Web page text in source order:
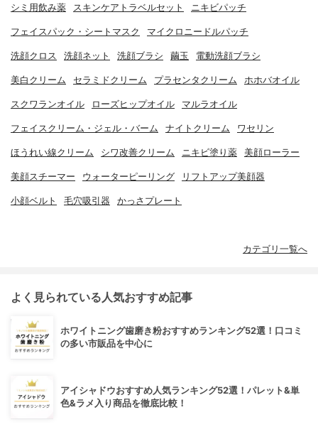
シミ用飲み薬 スキンケアトラベルセット ニキビパッチ
フェイスパック・シートマスク マイクロニードルパッチ
洗顔クロス 洗顔ネット 洗顔ブラシ 繭玉 電動洗顔ブラシ
美白クリーム セラミドクリーム プラセンタクリーム ホホバオイル
スクワランオイル ローズヒップオイル マルラオイル
フェイスクリーム・ジェル・バーム ナイトクリーム ワセリン
ほうれい線クリーム シワ改善クリーム ニキビ塗り薬 美顔ローラー
美顔スチーマー ウォーターピーリング リフトアップ美顔器
小顔ベルト 毛穴吸引器 かっさプレート
カテゴリ一覧へ
よく見られている人気おすすめ記事
ホワイトニング歯磨き粉おすすめランキング52選！口コミ
の多い市販品を中心に
アイシャドウおすすめ人気ランキング52選！パレット&単
色&ラメ入り商品を徹底比較！